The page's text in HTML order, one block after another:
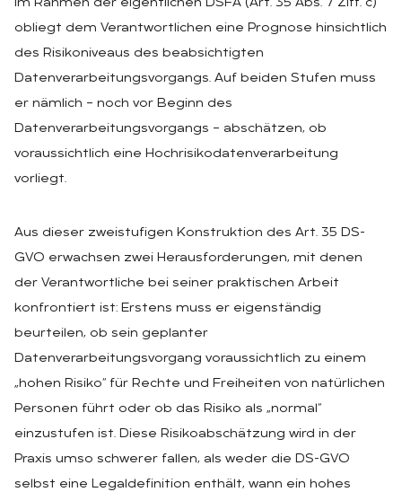
im Rahmen der eigentlichen DSFA (Art. 35 Abs. 7 Ziff. c)
obliegt dem Verantwortlichen eine Prognose hinsichtlich
des Risikoniveaus des beabsichtigten
Datenverarbeitungsvorgangs. Auf beiden Stufen muss
er nämlich – noch vor Beginn des
Datenverarbeitungsvorgangs – abschätzen, ob
voraussichtlich eine Hochrisikodatenverarbeitung
vorliegt.
Aus dieser zweistufigen Konstruktion des Art. 35 DS-
GVO erwachsen zwei Herausforderungen, mit denen
der Verantwortliche bei seiner praktischen Arbeit
konfrontiert ist: Erstens muss er eigenständig
beurteilen, ob sein geplanter
Datenverarbeitungsvorgang voraussichtlich zu einem
„hohen Risiko“ für Rechte und Freiheiten von natürlichen
Personen führt oder ob das Risiko als „normal“
einzustufen ist. Diese Risikoabschätzung wird in der
Praxis umso schwerer fallen, als weder die DS-GVO
selbst eine Legaldefinition enthält, wann ein hohes